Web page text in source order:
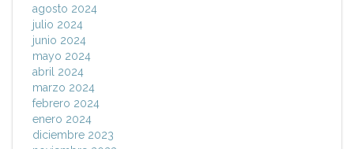
agosto 2024
julio 2024
junio 2024
mayo 2024
abril 2024
marzo 2024
febrero 2024
enero 2024
diciembre 2023